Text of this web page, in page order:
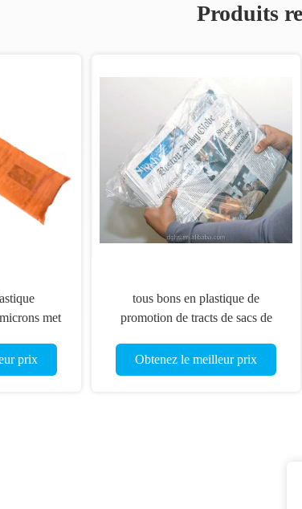
Produits
met
prix
tous bons en plastique de
promotion de tracts de sacs de
CMYK
Obtenez le meilleur prix